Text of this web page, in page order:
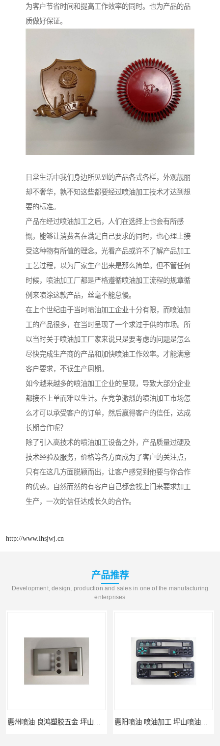
为客户节省时间和提高工作效率的同时。也为产品的品
质做好保证。
日常生活中我们身边所见到的产品各式各样，外观靓丽
却不奢华，孰不知这些都要经过喷油加工技术才达到想
要的标准。
产品在经过喷油加工之后，人们在选择上也会有所感
慨，能够让消费者在满足自己要求的同时，也心理上接
受这种物有所值的理念。光看产品或许不了解产品加工
工艺过程，以为厂家生产出来是那么简单。但不管任何
时候，喷油加工厂都是严格遵循喷油加工流程的规章循
例来喷涂这款产品，丝毫不能怠慢。
在上个世纪由于当时喷油加工企业十分有限，而喷油加
工的产品很多，在当时呈现了一个求过于供的市场。所
以当时关于喷油加工厂家来说只是要考虑的问题是怎么
尽快完成生产商的产品和加快喷油工作效率。才能满意
客户要求，不误生产周期。
如今越来越多的喷油加工企业的呈现，导致大部分企业
都接不上单而难以生计。在竞争激烈的喷油加工市场怎
么才可以承受客户的订单，然后赢得客户的信任，达成
长期合作呢？
除了引入高技术的喷油加工设备之外，产品质量过硬及
技术经验及服务，价格等各方面成为了客户的关注点，
只有在这几方面脱颖而出，让客户感觉到他要与你合作
的优势。自然而然的有客户自己都会找上门来要求加工
生产，一次的信任达成长久的合作。
http://www.lhsjwj.cn
产品推荐
Development, design, production and sales in one of the manufacturing
enterprises